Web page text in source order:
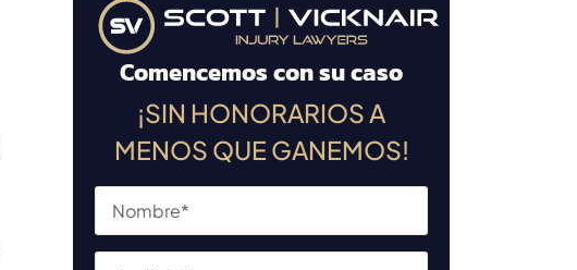
Comencemos con su caso
¡SIN HONORARIOS A
MENOS QUE GANEMOS!